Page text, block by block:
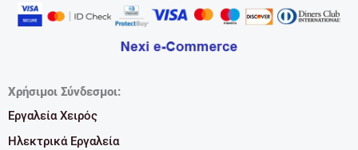
Χρήσιμοι Σύνδεσμοι:
Εργαλεία Χειρός
Ηλεκτρικά Εργαλεία